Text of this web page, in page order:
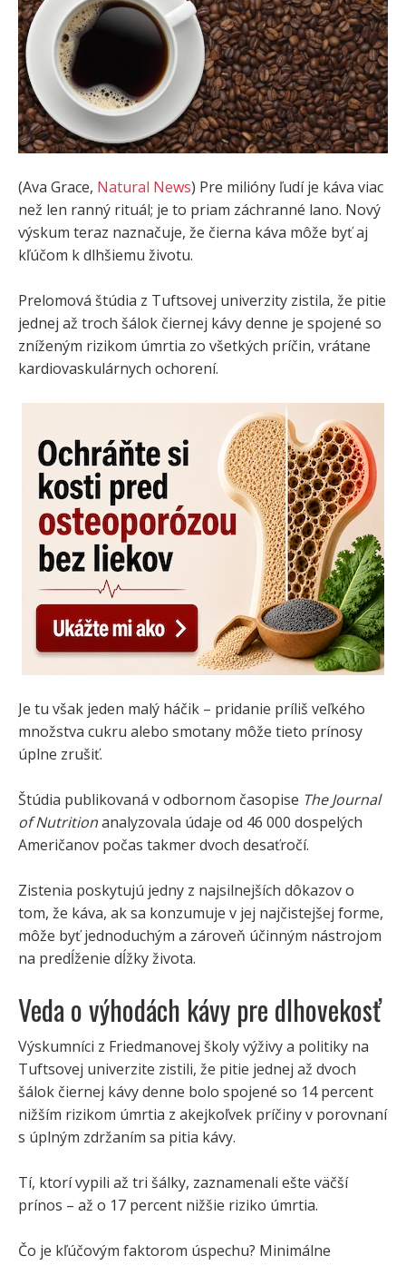
(Ava Grace, Natural News) Pre milióny ľudí je káva viac
než len ranný rituál; je to priam záchranné lano. Nový
výskum teraz naznačuje, že čierna káva môže byť aj
kľúčom k dlhšiemu životu.
Prelomová štúdia z Tuftsovej univerzity zistila, že pitie
jednej až troch šálok čiernej kávy denne je spojené so
zníženým rizikom úmrtia zo všetkých príčin, vrátane
kardiovaskulárnych ochorení.
Je tu však jeden malý háčik – pridanie príliš veľkého
množstva cukru alebo smotany môže tieto prínosy
úplne zrušiť.
Štúdia publikovaná v odbornom časopise The Journal
of Nutritionanalyzovala údaje od 46 000 dospelých
Američanov počas takmer dvoch desaťročí.
Zistenia poskytujú jedny z najsilnejších dôkazov o
tom, že káva, ak sa konzumuje v jej najčistejšej forme,
môže byť jednoduchým a zároveň účinným nástrojom
na predĺženie dĺžky života.
Veda o výhodách kávy pre dlhovekosť
Výskumníci z Friedmanovej školy výživy a politiky na
Tuftsovej univerzite zistili, že pitie jednej až dvoch
šálok čiernej kávy denne bolo spojené so 14 percent
nižším rizikom úmrtia z akejkoľvek príčiny v porovnaní
s úplným zdržaním sa pitia kávy.
Tí, ktorí vypili až tri šálky, zaznamenali ešte väčší
prínos – až o 17 percent nižšie riziko úmrtia.
Čo je kľúčovým faktorom úspechu? Minimálne